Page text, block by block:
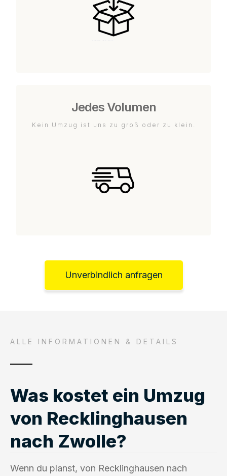
Jedes Volumen
Kein Umzug ist uns zu groß oder zu klein.
Unverbindlich anfragen
ALLE INFORMATIONEN & DETAILS
Was kostet ein Umzug
von Recklinghausen
nach Zwolle?
Wenn du planst, von Recklinghausen nach